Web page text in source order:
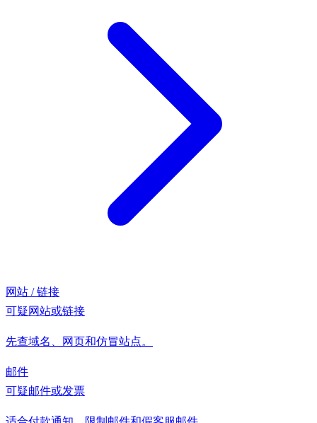
网站 / 链接
可疑网站或链接
先查域名、网页和仿冒站点。
邮件
可疑邮件或发票